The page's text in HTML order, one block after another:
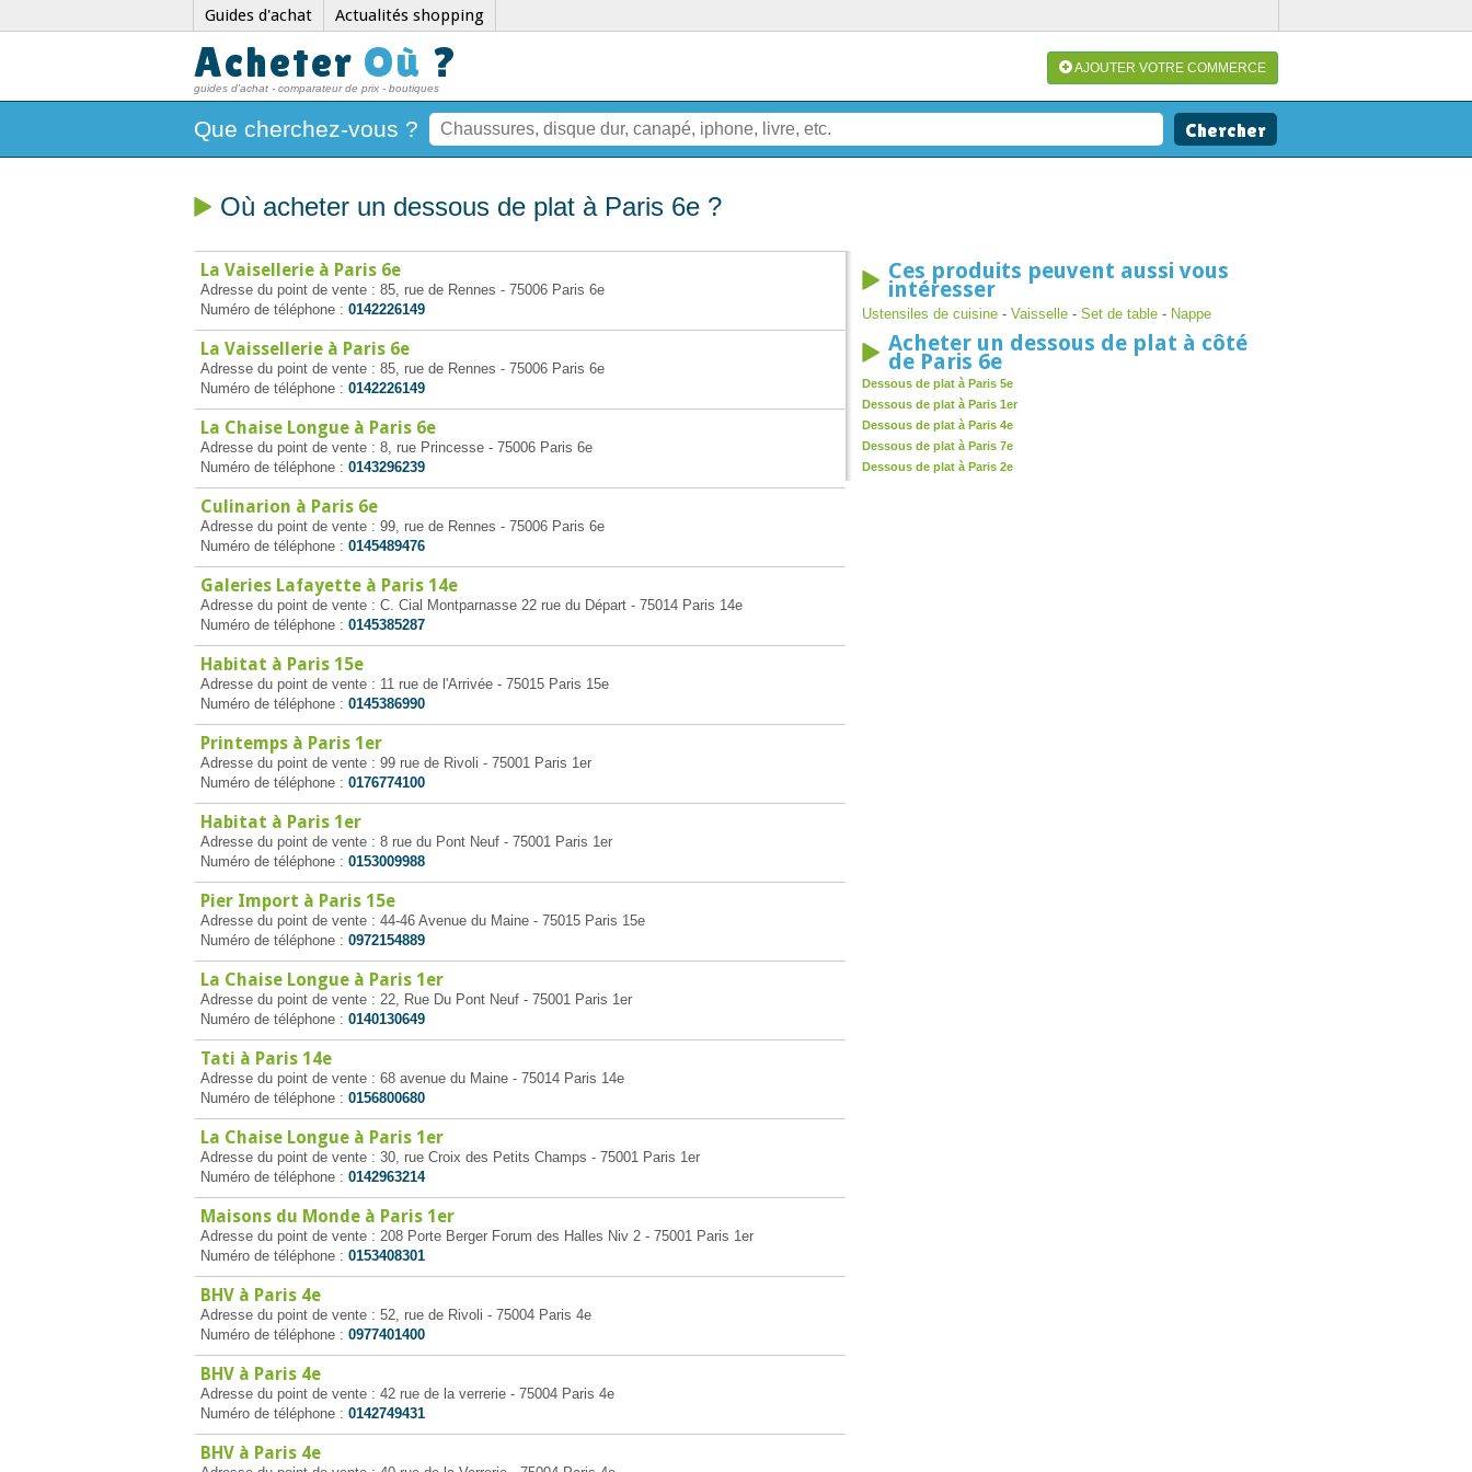
Guides d'achat Actualités shopping
Acheter Où ?
guides d'achat - comparateur de prix - boutiques
AJOUTER VOTRE COMMERCE
Que cherchez-vous ?
Où acheter un dessous de plat à Paris 6e ?
La Vaisellerie à Paris 6e
Adresse du point de vente : 85, rue de Rennes - 75006 Paris 6e
Numéro de téléphone : 0142226149
La Vaissellerie à Paris 6e
Adresse du point de vente : 85, rue de Rennes - 75006 Paris 6e
Numéro de téléphone : 0142226149
La Chaise Longue à Paris 6e
Adresse du point de vente : 8, rue Princesse - 75006 Paris 6e
Numéro de téléphone : 0143296239
Culinarion à Paris 6e
Adresse du point de vente : 99, rue de Rennes - 75006 Paris 6e
Numéro de téléphone : 0145489476
Galeries Lafayette à Paris 14e
Adresse du point de vente : C. Cial Montparnasse 22 rue du Départ - 75014 Paris 14e
Numéro de téléphone : 0145385287
Habitat à Paris 15e
Adresse du point de vente : 11 rue de l'Arrivée - 75015 Paris 15e
Numéro de téléphone : 0145386990
Printemps à Paris 1er
Adresse du point de vente : 99 rue de Rivoli - 75001 Paris 1er
Numéro de téléphone : 0176774100
Habitat à Paris 1er
Adresse du point de vente : 8 rue du Pont Neuf - 75001 Paris 1er
Numéro de téléphone : 0153009988
Pier Import à Paris 15e
Adresse du point de vente : 44-46 Avenue du Maine - 75015 Paris 15e
Numéro de téléphone : 0972154889
La Chaise Longue à Paris 1er
Adresse du point de vente : 22, Rue Du Pont Neuf - 75001 Paris 1er
Numéro de téléphone : 0140130649
Tati à Paris 14e
Adresse du point de vente : 68 avenue du Maine - 75014 Paris 14e
Numéro de téléphone : 0156800680
La Chaise Longue à Paris 1er
Adresse du point de vente : 30, rue Croix des Petits Champs - 75001 Paris 1er
Numéro de téléphone : 0142963214
Maisons du Monde à Paris 1er
Adresse du point de vente : 208 Porte Berger Forum des Halles Niv 2 - 75001 Paris 1er
Numéro de téléphone : 0153408301
BHV à Paris 4e
Adresse du point de vente : 52, rue de Rivoli - 75004 Paris 4e
Numéro de téléphone : 0977401400
BHV à Paris 4e
Adresse du point de vente : 42 rue de la verrerie - 75004 Paris 4e
Numéro de téléphone : 0142749431
BHV à Paris 4e
Ces produits peuvent aussi vous
intéresser
Ustensiles de cuisine - Vaisselle - Set de table - Nappe
Acheter un dessous de plat à côté
de Paris 6e
Dessous de plat à Paris 5e
Dessous de plat à Paris 1er
Dessous de plat à Paris 4e
Dessous de plat à Paris 7e
Dessous de plat à Paris 2e